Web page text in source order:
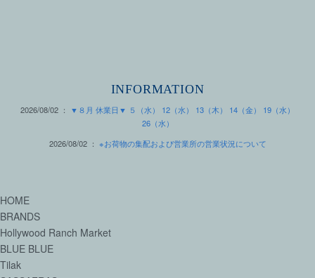
INFORMATION
2026/08/02 ：
▼８月 休業日▼ ５（水） 12（水） 13（木） 14（金） 19（水）
26（水）
2026/08/02 ： ※お荷物の集配および営業所の営業状況について
HOME
BRANDS
Hollywood Ranch Market
BLUE BLUE
Tilak